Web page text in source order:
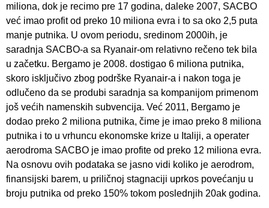
miliona, dok je recimo pre 17 godina, daleke 2007, SACBO
već imao profit od preko 10 miliona evra i to sa oko 2,5 puta
manje putnika. U ovom periodu, sredinom 2000ih, je
saradnja SACBO-a sa Ryanair-om relativno rečeno tek bila
u začetku. Bergamo je 2008. dostigao 6 miliona putnika,
skoro isključivo zbog podrške Ryanair-a i nakon toga je
odlučeno da se produbi saradnja sa kompanijom primenom
još većih namenskih subvencija. Već 2011, Bergamo je
dodao preko 2 miliona putnika, čime je imao preko 8 miliona
putnika i to u vrhuncu ekonomske krize u Italiji, a operater
aerodroma SACBO je imao profite od preko 12 miliona evra.
Na osnovu ovih podataka se jasno vidi koliko je aerodrom,
finansijski barem, u priličnoj stagnaciji uprkos povećanju u
broju putnika od preko 150% tokom poslednjih 20ak godina.